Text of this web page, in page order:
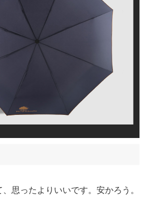
思ったよりいいです。安かろう。